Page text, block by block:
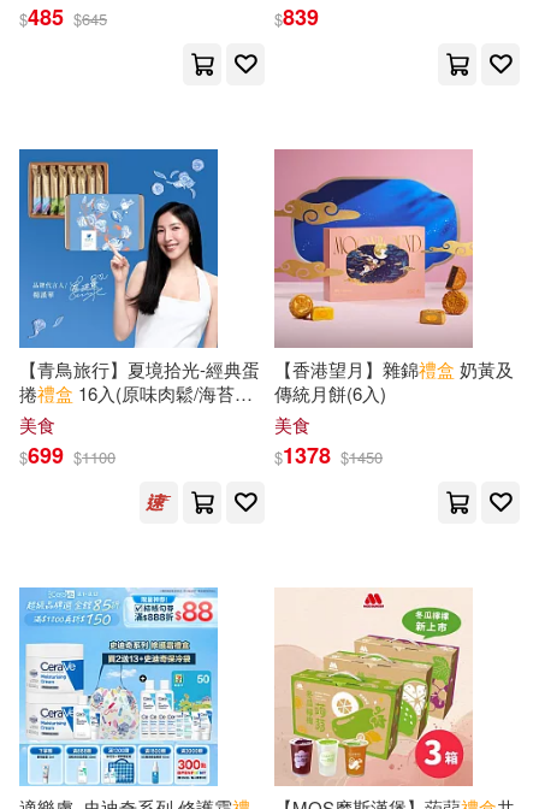
童趣童樂 編(1)
範長偉(1)
米津祐介(1) 米雅(1)
編輯部(1) 美國孩之寶公司(1)
美國尼克兒童頻道(1)
美國漫威公司(1)
美國美泰公司(1)
考門夫人、約翰．班揚(1)
耿啟文(1) 聖修伯里(1)
領飛無限(1) 風車(1)
飛寶(1) 麥浩斯(1)
$485 $645 $839
【青鳥旅行】夏境拾光-經典蛋
捲禮盒 16入(原味肉鬆/海苔肉
鬆/花生粒粒/芝麻沙沙)
美食
$699 $1100
【香港望月】雜錦禮盒 奶黃及
傳統⽉餅(6入)
美食
$1378 $1450